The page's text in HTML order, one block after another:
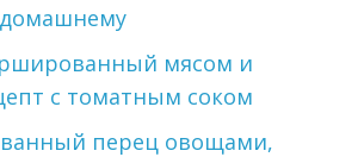
мясом и
с томатным соком
перец овощами,